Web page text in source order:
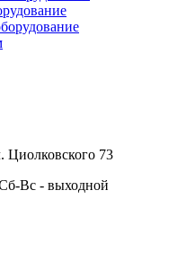
Циолковского 73
Вс - выходной